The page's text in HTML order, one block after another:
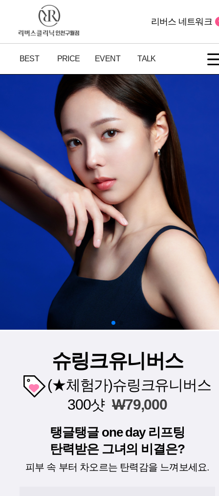
BEST PRICE EVENT TALK
리버스 네트워크
슈링크유니버스
(★체험가)슈링크유니버스
300샷 W79,000
탱글탱글 one day 리프팅
탄력받은 그녀의 비결은?
피부 속 부터 차오르는 탄력감을 느껴보세요.